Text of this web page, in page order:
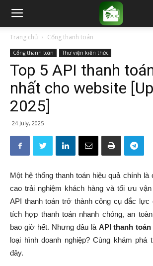
Trang chủ Cổng thanh toán
Cổng thanh toán Thư viện kiến thức
Top 5 API thanh
nhất cho website
2025]
24 July, 2025
Một hệ thống thanh toán hiệu quả chính là
cao trải nghiệm khách hàng và tối ưu
API thanh toán trở thành công cụ đắc lực
tích hợp thanh toán nhanh chóng, an
bao giờ hết. Nhưng đâu là API thanh
loại hình doanh nghiệp? Cùng khám phá
đây.